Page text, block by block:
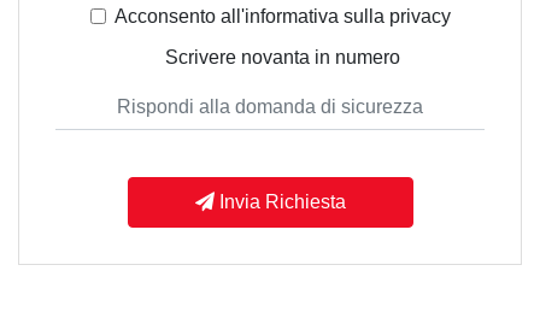
Acconsento all'informativa sulla privacy
Scrivere novanta in numero
Invia Richiesta